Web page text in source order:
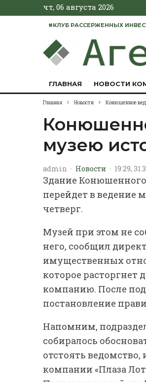
чт, 06 августа 2026
#КЛУБ РАССЕРЖЕННЫХ
ГЛАВНАЯ НОВОСТИ
Главная Новости Конюшенное
музею
admin · Новости · 19:29,
Здание
перейдет в ведение
четверг.
Музей при этом не
него, сообщил
имущественных
которое расторгнет
компанию. После
постановление
Напомним,
собиралось
отстоять ведомство,
компании «Плаза